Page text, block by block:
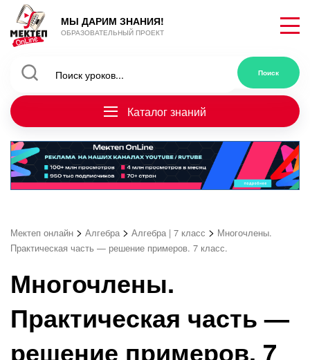
МЫ ДАРИМ ЗНАНИЯ!
ОБРАЗОВАТЕЛЬНЫЙ ПРОЕКТ
Каталог знаний
Мектеп онлайн > Алгебра > Алгебра | 7 класс > Многочлены.
Практическая часть — решение примеров. 7 класс.
Многочлены.
Практическая часть —
решение примеров. 7